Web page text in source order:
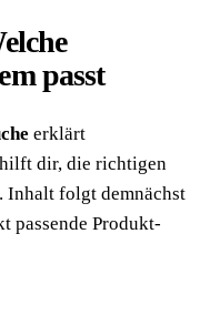
passt
erklärt
dir, die richtigen
Inhalt folgt demnächst
passende Produkt-